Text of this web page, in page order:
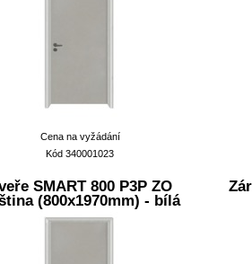
Cena na vyžádání
Kód 340001023
SMART 800 P3P ZO
(800x1970mm) - bílá